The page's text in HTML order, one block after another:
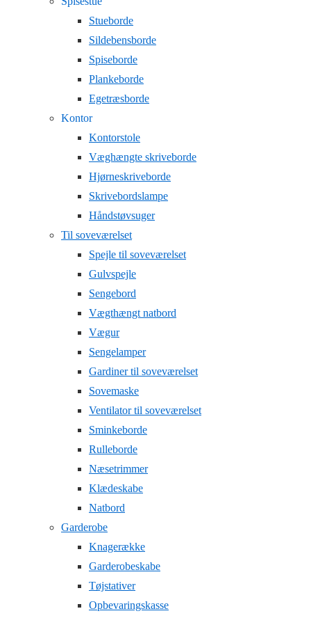
Stueborde
Sildebensborde
Spiseborde
Plankeborde
Egetræsborde
Kontor
Kontorstole
Væghængte skriveborde
Hjørneskriveborde
Skrivebordslampe
Håndstøvsuger
Til soveværelset
Spejle til soveværelset
Gulvspejle
Sengebord
Vægthængt natbord
Vægur
Sengelamper
Gardiner til soveværelset
Sovemaske
Ventilator til soveværelset
Sminkeborde
Rulleborde
Næsetrimmer
Klædeskabe
Natbord
Garderobe
Knagerække
Garderobeskabe
Tøjstativer
Opbevaringskasse